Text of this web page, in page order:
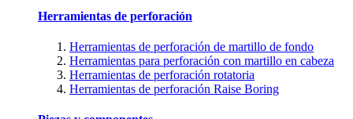
Herramientas de perforación
Herramientas de perforación de martillo de fondo
Herramientas para perforación con martillo en cabeza
Herramientas de perforación rotatoria
Herramientas de perforación Raise Boring